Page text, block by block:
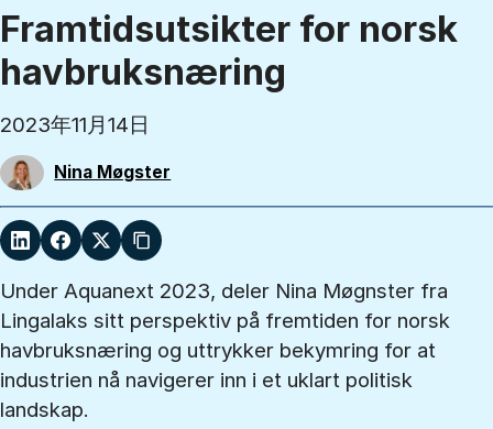
Framtidsutsikter for norsk
havbruksnæring
2023年11月14日
Nina Møgster
Under Aquanext 2023, deler Nina Møgnster fra
Lingalaks sitt perspektiv på fremtiden for norsk
havbruksnæring og uttrykker bekymring for at
industrien nå navigerer inn i et uklart politisk
landskap.